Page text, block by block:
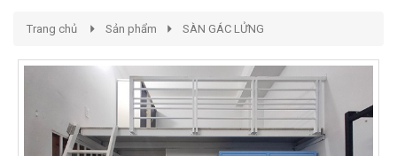
Trang chủ Sản phẩm SÀN GÁC LỬNG